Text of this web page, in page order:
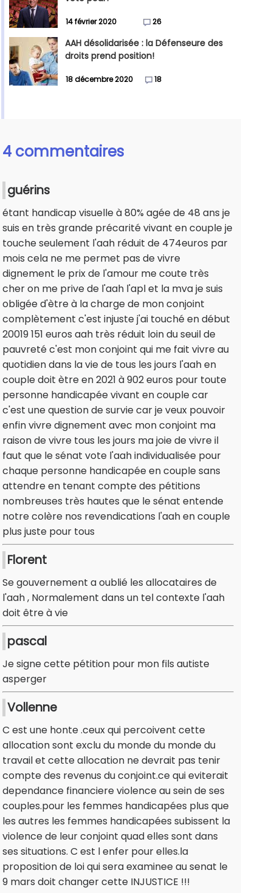
14 février 2020 26
AAH désolidarisée : la Défenseure des
droits prend position!
18 décembre 2020 18
4 commentaires
guérins
étant handicap visuelle à 80% agée de 48 ans je
suis en très grande précarité vivant en couple je
touche seulement l'aah réduit de 474euros par
mois cela ne me permet pas de vivre
dignement le prix de l'amour me coute très
cher on me prive de l'aah l'apl et la mva je suis
obligée d'ètre à la charge de mon conjoint
complètement c'est injuste j'ai touché en début
20019 151 euros aah très réduit loin du seuil de
pauvreté c'est mon conjoint qui me fait vivre au
quotidien dans la vie de tous les jours l'aah en
couple doit ètre en 2021 à 902 euros pour toute
personne handicapée vivant en couple car
c'est une question de survie car je veux pouvoir
enfin vivre dignement avec mon conjoint ma
raison de vivre tous les jours ma joie de vivre il
faut que le sénat vote l'aah individualisée pour
chaque personne handicapée en couple sans
attendre en tenant compte des pétitions
nombreuses très hautes que le sénat entende
notre colère nos revendications l'aah en couple
plus juste pour tous
Florent
Se gouvernement a oublié les allocataires de
l'aah , Normalement dans un tel contexte l'aah
doit être à vie
pascal
Je signe cette pétition pour mon fils autiste
asperger
Vollenne
C est une honte .ceux qui percoivent cette
allocation sont exclu du monde du monde du
travail et cette allocation ne devrait pas tenir
compte des revenus du conjoint.ce qui eviterait
dependance financiere violence au sein de ses
couples.pour les femmes handicapées plus que
les autres les femmes handicapées subissent la
violence de leur conjoint quad elles sont dans
ses situations. C est l enfer pour elles.la
proposition de loi qui sera examinee au senat le
9 mars doit changer cette INJUSTICE !!!